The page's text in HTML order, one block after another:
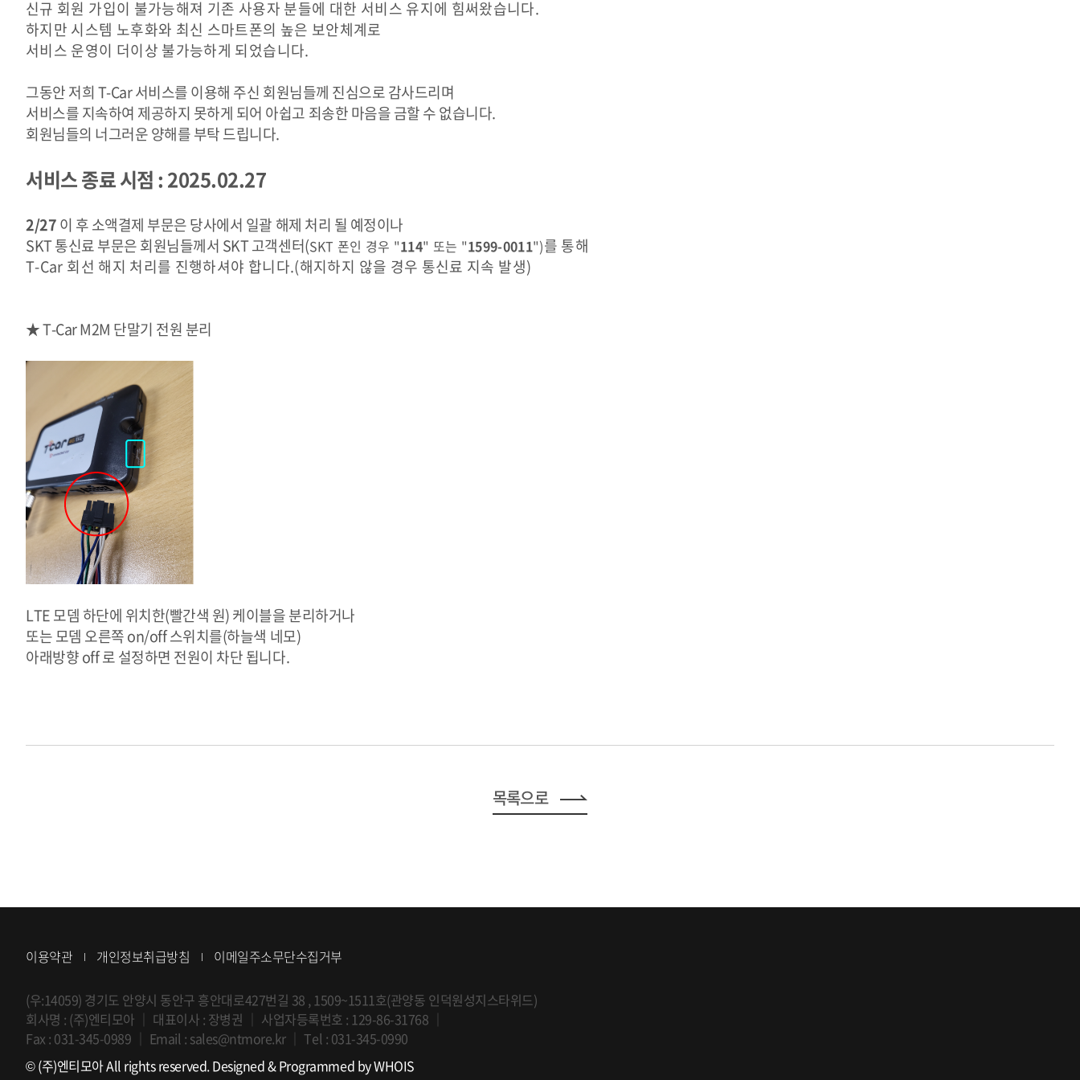
신규 회원 가입이 불가능해져 기존 사용자 분들에 대한 서비스 유지에 힘써왔습니다.
하지만 시스템 노후화와 최신 스마트폰의 높은 보안체계로
서비스 운영이 더이상 불가능하게 되었습니다.
그동안 저희 T-Car 서비스를 이용해 주신 회원님들께 진심으로 감사드리며
서비스를 지속하여 제공하지 못하게 되어 아쉽고 죄송한 마음을 금할 수 없습니다.
회원님들의 너그러운 양해를 부탁 드립니다.
서비스 종료 시점 : 2025.02.27
2/27이 후 소액결제 부문은 당사에서 일괄 해제 처리 될 예정이나
SKT 통신료 부문은 회원님들께서 SKT 고객센터(SKT 폰인 경우 "114" 또는 "1599-0011")를 통해
T-Car 회선 해지 처리를 진행하셔야 합니다.(해지하지 않을 경우 통신료 지속 발생)
★ T-Car M2M 단말기 전원 분리
LTE 모뎀 하단에 위치한(빨간색 원) 케이블을 분리하거나
또는 모뎀 오른쪽 on/off 스위치를(하늘색 네모)
아래방향 off 로 설정하면 전원이 차단 됩니다.
목록으로
이용약관 개인정보취급방침 이메일주소무단수집거부
(우:14059) 경기도 안양시 동안구 흥안대로427번길 38 , 1509~1511호(관양동 인덕원성지스타위드)
회사명 : (주)엔티모아
대표이사 : 장병권 사업자등록번호 : 129-86-31768
Fax : 031-345-0989
Email : sales@ntmore.kr｜Tel : 031-345-0990
© (주)엔티모아 All rights reserved.Designed & Programmed by WHOIS